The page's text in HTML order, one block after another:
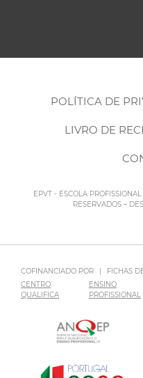
POLÍTICA DE
LIVRO DE
EPVT - ESCOLA
RESERVADOS –
COFINANCIADO POR
FICHAS
CENTRO
QUALIFICA
ENSINO
PROFISSIONAL